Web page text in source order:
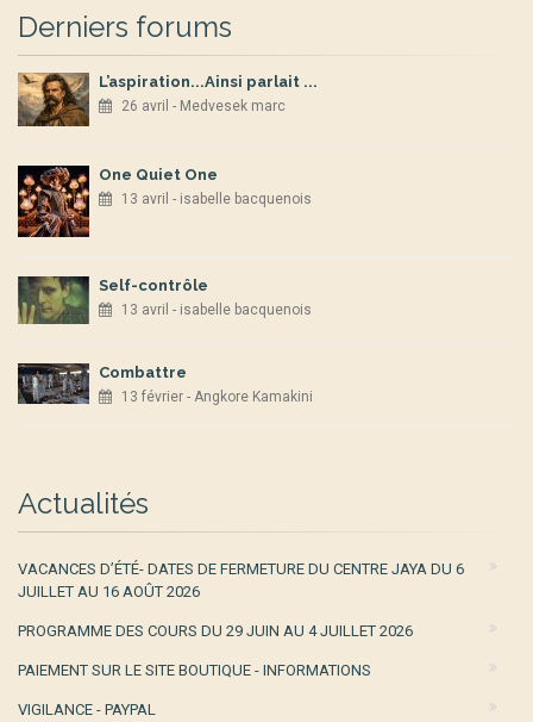
Derniers forums
L’aspiration...Ainsi parlait ...
26 avril - Medvesek marc
One Quiet One
13 avril - isabelle bacquenois
Self-contrôle
13 avril - isabelle bacquenois
Combattre
13 février - Angkore Kamakini
Actualités
VACANCES D’ÉTÉ- DATES DE FERMETURE DU CENTRE JAYA DU 6
JUILLET AU 16 AOÛT 2026
PROGRAMME DES COURS DU 29 JUIN AU 4 JUILLET 2026
PAIEMENT SUR LE SITE BOUTIQUE - INFORMATIONS
VIGILANCE - PAYPAL